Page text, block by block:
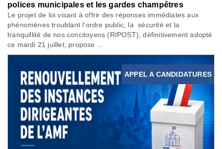
polices municipales et les gardes champêtres
Le projet de loi visant à offrir des réponses immédiates aux
phénomènes troublant l’ordre public, la sécurité et la
tranquillité de nos concitoyens (RIPOST), définitivement adopté
ce mardi 21 juillet, propose ...
APPEL A CANDIDATURES